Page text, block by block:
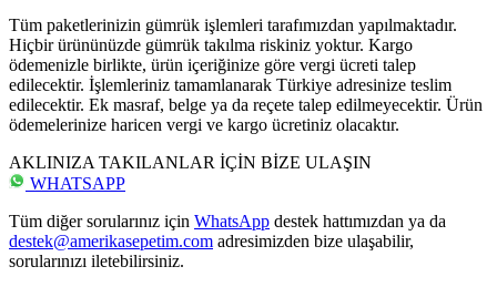
Tüm paketlerinizin gümrük işlemleri tarafımızdan yapılmaktadır.
Hiçbir ürününüzde gümrük takılma riskiniz yoktur. Kargo
ödemenizle birlikte, ürün içeriğinize göre vergi ücreti talep
edilecektir. İşlemleriniz tamamlanarak Türkiye adresinize teslim
edilecektir. Ek masraf, belge ya da reçete talep edilmeyecektir. Ürün
ödemelerinize haricen vergi ve kargo ücretiniz olacaktır.
AKLINIZA TAKILANLAR İÇİN BİZE ULAŞIN
WHATSAPP
Tüm diğer sorularınız için WhatsApp destek hattımızdan ya da
destek@amerikasepetim.com adresimizden bize ulaşabilir,
sorularınızı iletebilirsiniz.